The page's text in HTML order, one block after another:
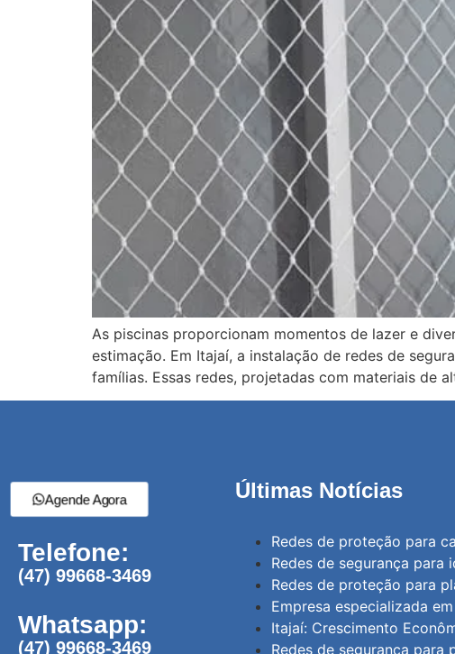
As piscinas proporcionam momentos de lazer e
estimação. Em Itajaí, a instalação de redes de
famílias. Essas redes, projetadas com materiais de
Agende Agora
Telefone:
(47) 99668-3469
Whatsapp:
(47) 99668-3469
Últimas Notícias
Redes de proteção para
Redes de segurança para
Redes de proteção para
Empresa especializada
Itajaí: Crescimento
Redes de segurança para